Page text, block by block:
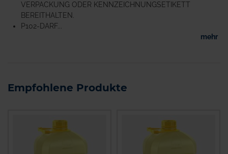
VERPACKUNG ODER KENNZEICHNUNGSETIKETT
BEREITHALTEN.
P102-DARF...
mehr
Empfohlene Produkte